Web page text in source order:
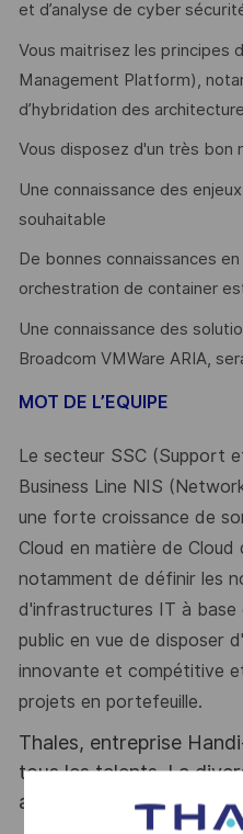
et d’analyse de cyber
Vous maitrisez les principes
Management Platform),
d’hybridation des
Vous disposez d'un très bon
Une connaissance des
souhaitable
De bonnes connaissances
orchestration de container
Une connaissance des
Broadcom VMWare ARIA,
MOT DE L’EQUIPE
Le secteur SSC (Support
Business Line NIS
une forte croissance de
Cloud en matière de
notamment de définir les
d'infrastructures IT à base
public en vue de disposer
innovante et compétitive
projets en portefeuille.
Thales, entreprise
tous les talents. La
atout. Postulez et